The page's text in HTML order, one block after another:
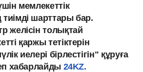
мемлекеттік
шарттары бар.
желісін толықтай
қаржы тетіктерін
иелері бірлестігін" құруға
хабарлайды 24KZ.